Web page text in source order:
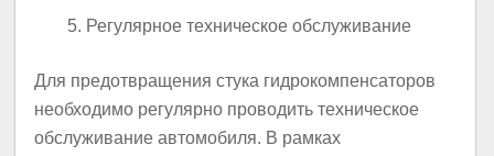
Регулярное техническое обслуживание
Для предотвращения стука гидрокомпенсаторов
необходимо регулярно проводить техническое
обслуживание автомобиля. В рамках